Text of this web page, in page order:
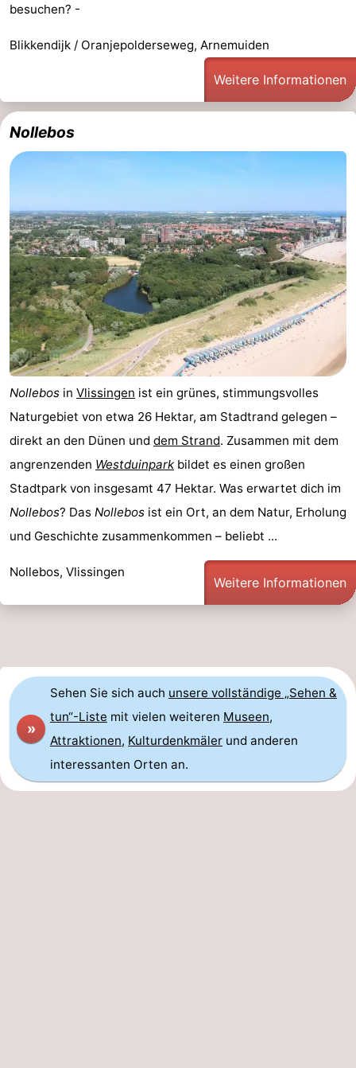
besuchen? -
Blikkendijk / Oranjepolderseweg, Arnemuiden
Weitere Informationen
Nollebos
Nollebos in Vlissingen ist ein grünes, stimmungsvolles
Naturgebiet von etwa 26 Hektar, am Stadtrand gelegen –
direkt an den Dünen und dem Strand. Zusammen mit dem
angrenzenden Westduinpark bildet es einen großen
Stadtpark von insgesamt 47 Hektar. Was erwartet dich im
Nollebos? Das Nollebos ist ein Ort, an dem Natur, Erholung
und Geschichte zusammenkommen – beliebt ...
Nollebos, Vlissingen
Weitere Informationen
»
Sehen Sie sich auch unsere vollständige „Sehen &
tun“-Liste mit vielen weiteren Museen,
Attraktionen, Kulturdenkmäler und anderen
interessanten Orten an.